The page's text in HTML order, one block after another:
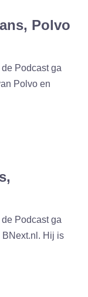
Polvo
Podcast ga
Polvo en
Podcast ga
BNext.nl. Hij is